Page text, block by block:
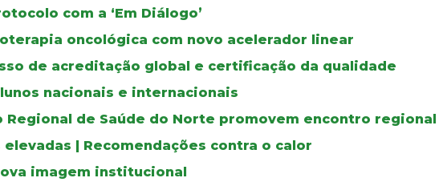
com a ‘Em Diálogo’
oncológica com novo acelerador linear
de acreditação global e certificação da qualidade
nacionais e internacionais
Regional de Saúde do Norte promovem encontro regional
elevadas | Recomendações contra o calor
imagem institucional